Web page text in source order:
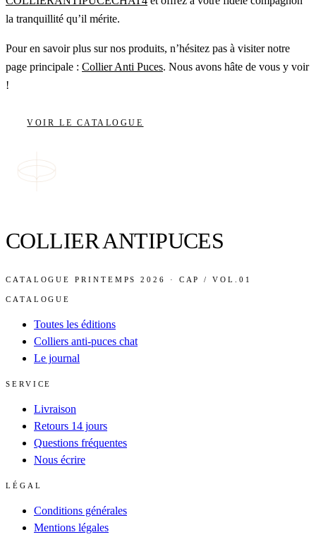
la tranquillité qu’il mérite.
Pour en savoir plus sur nos produits, n’hésitez pas à visiter notre
page principale : Collier Anti Puces. Nous avons hâte de vous y voir
!
VOIR LE CATALOGUE
COLLIER ANTIPUCES
CATALOGUE PRINTEMPS 2026 · CAP / VOL.01
CATALOGUE
Toutes les éditions
Colliers anti-puces chat
Le journal
SERVICE
Livraison
Retours 14 jours
Questions fréquentes
Nous écrire
LÉGAL
Conditions générales
Mentions légales